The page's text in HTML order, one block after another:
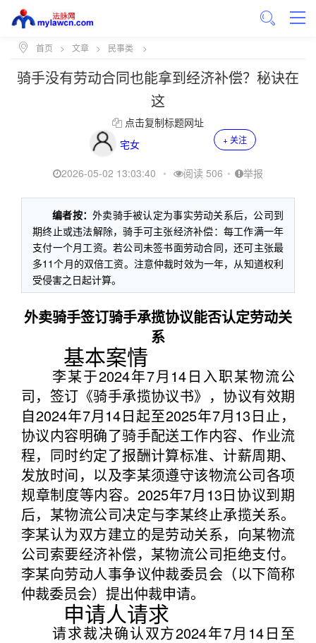
首页 > 文章 > 民事类 >
骑手没有劳动合同也能拿到经济补偿？秘诀在
这
点击复制标题网址
宅女
+ 关注
2026-05-02 13:03:40 • 阅读 506 • 举报
编者按：外卖骑手被认定为事实劳动关系后，公司到
期终止或违法解除，骑手可主张经济补偿：每工作满一年
支付一个月工资。若公司未签书面劳动合同，还可主张最
多11个月的双倍工资。注意仲裁时效为一年，从知道权利
受侵害之日起计算。
外卖骑手签订骑手承揽协议能否认定劳动关
系
基本案情
李某于2024年7月14日入职某物流公
司，签订《骑手承揽协议书》，协议有效期
自2024年7月14日起至2025年7月13日止，
协议内容明确了骑手配送工作内容、作业流
程，同时约定了报酬计算标准、计薪周期、
发放时间，以及李某须遵守该物流公司各项
规章制度等内容。2025年7月13日协议到期
后，某物流公司决定与李某终止承揽关系。
李某认为双方建立的是劳动关系，向某物流
公司索要经济补偿，某物流公司拒绝支付。
李某向劳动人事争议仲裁委员会（以下简称
仲裁委员会）提出仲裁申请。
申请人请求
请求裁决确认双方2024年7月14日至